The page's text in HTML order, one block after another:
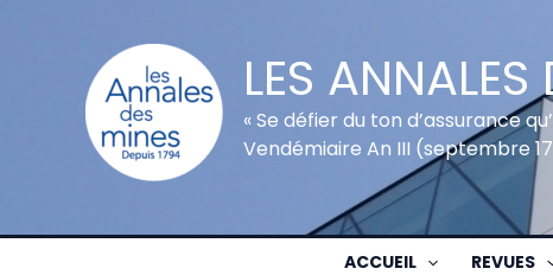
LES ANNALES
« Se défier du ton d’assurance
Vendémiaire An III (septembre
ACCUEIL REVUES